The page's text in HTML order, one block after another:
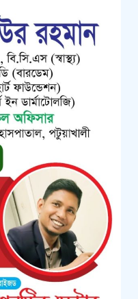
দুস্থ ও দরিদ্র
পেল নগদ অর্থ
থেকে যুবকের
সভাপতির বিরুদ্ধে
তীব্র প্রতিবাদ
ভেঙ্গে পড়া সেই
কাজ শুরু
ওপর সন্ত্রাসী
বরিশালে রেফার
হয়রানির অভিযোগে